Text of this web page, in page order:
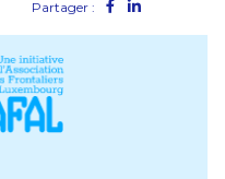
Partager :